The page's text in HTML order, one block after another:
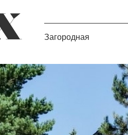
Загородная